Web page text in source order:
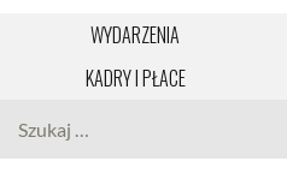
WYDARZENIA
KADRY I PŁACE